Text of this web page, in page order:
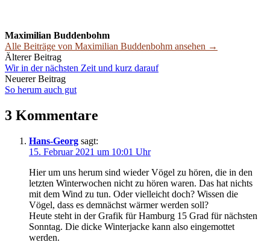
Maximilian Buddenbohm
Alle Beiträge von Maximilian Buddenbohm ansehen →
Beitrags-
Navigation
Älterer Beitrag
Wir in der nächsten Zeit und kurz darauf
Neuerer Beitrag
So herum auch gut
3 Kommentare
Hans-Georg sagt:
15. Februar 2021 um 10:01 Uhr
Hier um uns herum sind wieder Vögel zu hören, die in den
letzten Winterwochen nicht zu hören waren. Das hat nichts
mit dem Wind zu tun. Oder vielleicht doch? Wissen die
Vögel, dass es demnächst wärmer werden soll?
Heute steht in der Grafik für Hamburg 15 Grad für nächsten
Sonntag. Die dicke Winterjacke kann also eingemottet
werden.